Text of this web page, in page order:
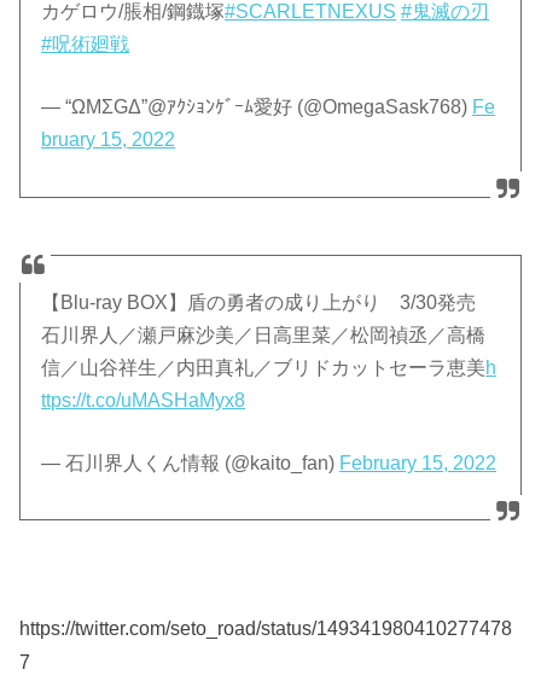
カゲロウ/脹相/鋼鐡塚#SCARLETNEXUS #鬼滅の刃
#呪術廻戦
— “ΩМΣGΔ”@ｱｸｼｮﾝｹﾞｰﾑ愛好 (@OmegaSask768) Fe
bruary 15, 2022
【Blu-ray BOX】盾の勇者の成り上がり 3/30発売
石川界人／瀬戸麻沙美／日高里菜／松岡禎丞／高橋
信／山谷祥生／内田真礼／ブリドカットセーラ恵美h
ttps://t.co/uMASHaMyx8
— 石川界人くん情報 (@kaito_fan) February 15, 2022
https://twitter.com/seto_road/status/149341980410277478
7